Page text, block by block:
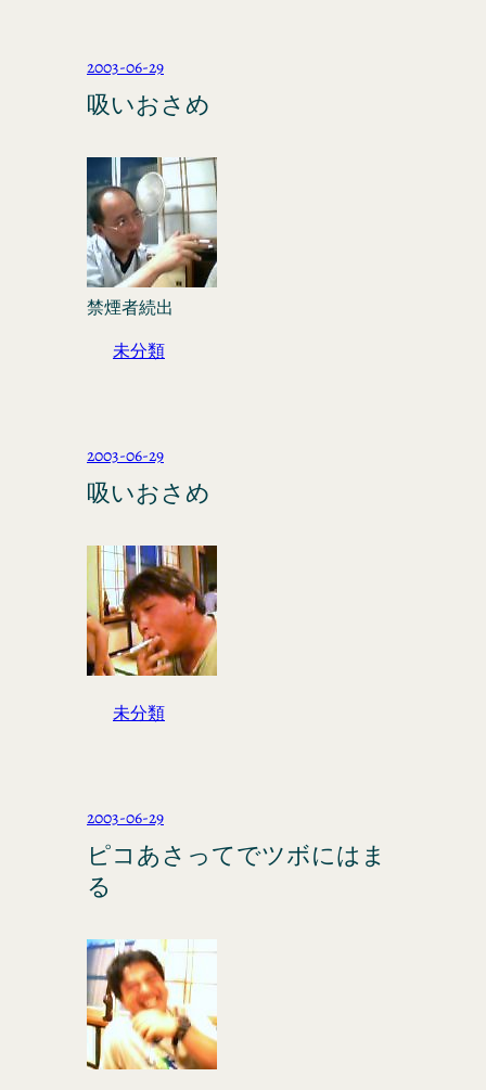
2003-06-29
吸いおさめ
禁煙者続出
未分類
2003-06-29
吸いおさめ
未分類
2003-06-29
ピコあさってでツボにはま
る